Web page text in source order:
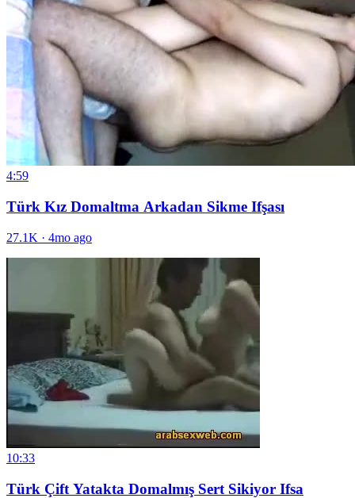
4:59
Türk Kız Domaltma Arkadan Sikme Ifşası
27.1K · 4mo ago
10:33
Türk Çift Yatakta Domalmış Sert Sikiyor Ifsa